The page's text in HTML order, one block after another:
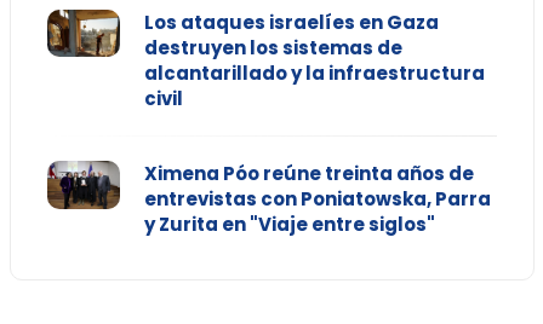
Los ataques israelíes en Gaza
destruyen los sistemas de
alcantarillado y la infraestructura
civil
Ximena Póo reúne treinta años de
entrevistas con Poniatowska, Parra
y Zurita en "Viaje entre siglos"